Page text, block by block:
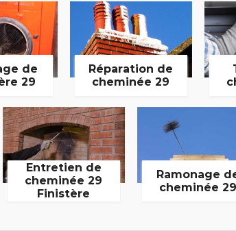
de
29
Réparation de
cheminée 29
Entretien de
cheminée 29
Finistère
Ramonage
cheminée 29